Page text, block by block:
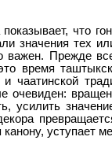
показывает, что
значения тех
важен. Прежде
время
и чаатинской
очевиден:
усилить
канону, уступает